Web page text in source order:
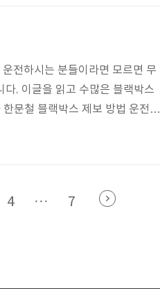
전하시는 분들이라면 모르면 무
. 이글을 읽고 수많은 블랙박스
문철 블랙박스 제보 방법 운전자
@HANMOON
주시기 때문인데요. 실제도로 평
4 ··· 7